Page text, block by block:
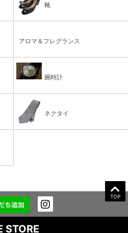
靴
アロマ＆フレグランス
腕時計
ネクタイ
TOP
STORE